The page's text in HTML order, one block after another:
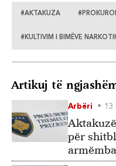
#AKTAKUZA
#KULTIVIM I BIMËVE
Artikuj të
Arbëri 13
për